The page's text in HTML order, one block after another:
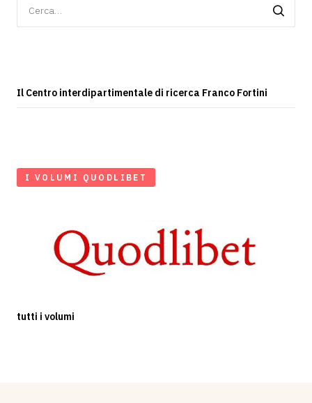
per:
Il Centro interdipartimentale di ricerca Franco Fortini
I VOLUMI QUODLIBET
tutti i volumi